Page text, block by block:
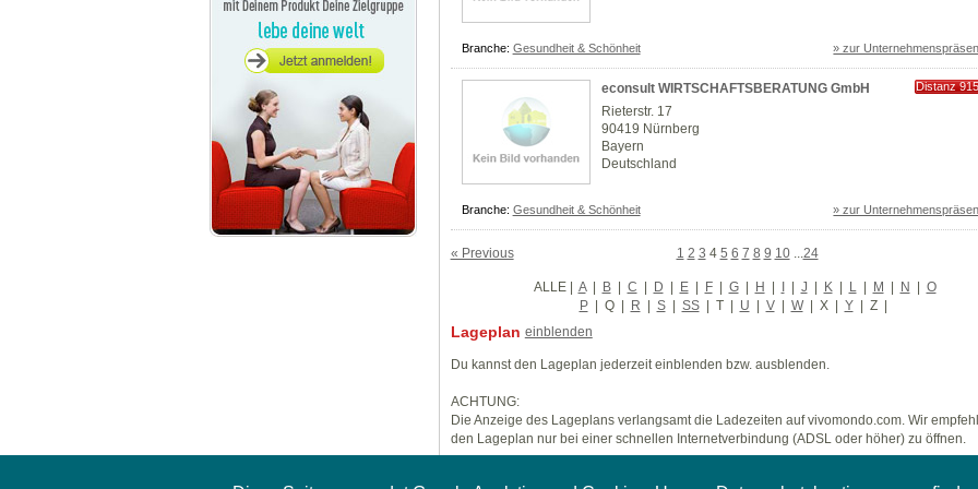
Branche: Gesundheit & Schönheit » zur
econsult WIRTSCHAFTSBERATUNG GmbH
Distanz
Rieterstr. 17
90419 Nürnberg
Bayern
Deutschland
Branche: Gesundheit & Schönheit » zur
« Previous 1 2 3 4 5 6 7 8 9 10 24
ALLE| A | B | C | D | E | F | G | H | I | J | K | L | M | N | O
P | Q | R | S | SS | T | U | V | W | X | Y | Z |
Lageplan einblenden
Du kannst den Lageplan jederzeit einblenden bzw. ausblenden.
ACHTUNG:
Die Anzeige des Lageplans verlangsamt die Ladezeiten auf vivomondo.com. Wir
den Lageplan nur bei einer schnellen Internetverbindung (ADSL oder höher) zu öffnen.